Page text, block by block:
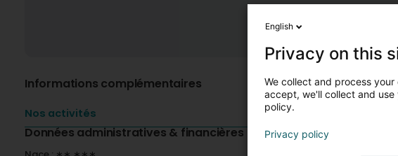
Informations complémentaires
Nos activités
Données administratives & financières
English
Privacy on this
We collect and process
accept, we'll collect and
policy.
Privacy policy